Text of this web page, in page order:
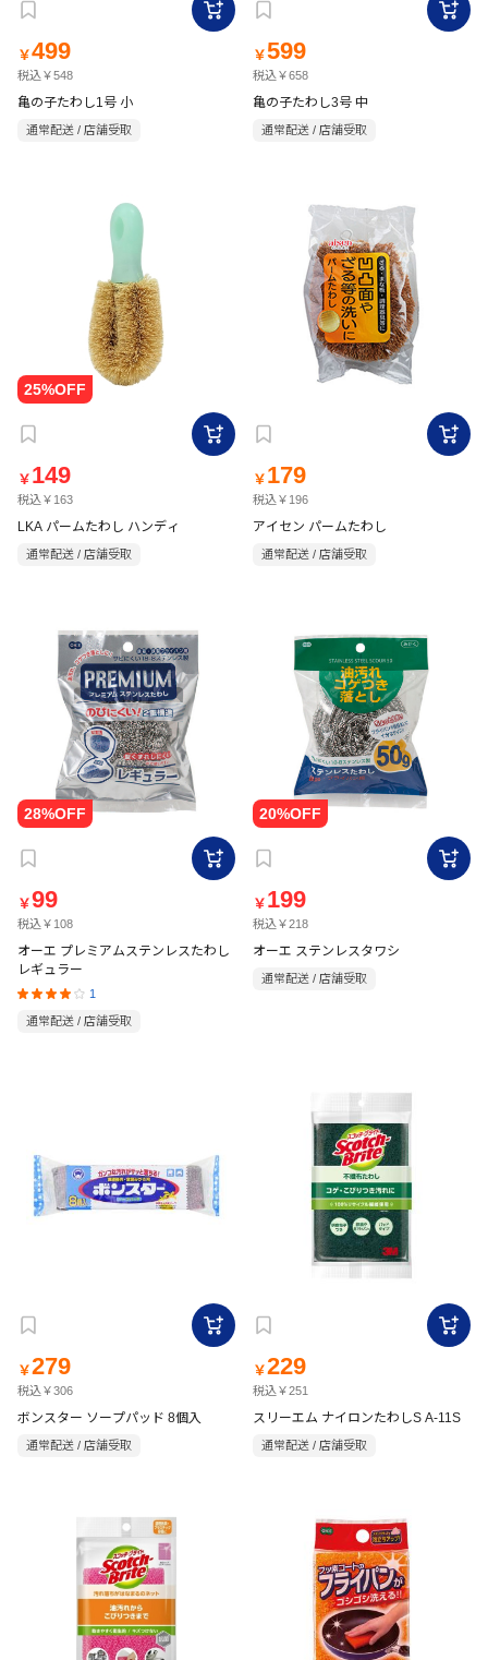
￥499
税込￥548
亀の子たわし1号 小
通常配送 / 店舗受取
￥599
税込￥658
亀の子たわし3号 中
通常配送 / 店舗受取
￥ 149
税込￥163
LKA パームたわし ハンディ
通常配送 / 店舗受取
￥ 179
税込￥196
アイセン パームたわし
通常配送 / 店舗受取
￥99
税込￥108
オーエ プレミアムステンレスたわし
レギュラー
1
通常配送 / 店舗受取
￥ 199
税込￥218
オーエ ステンレスタワシ
通常配送 / 店舗受取
￥279
税込￥306
ボンスター ソープパッド 8個入
通常配送 / 店舗受取
￥229
税込￥251
スリーエム ナイロンたわしS A-11S
通常配送 / 店舗受取